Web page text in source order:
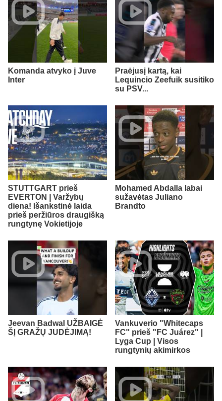
Komanda atvyko į Juve
Inter
Praėjusį kartą, kai
Lequincio Zeefuik susitiko
su PSV...
STUTTGART prieš
EVERTON | Varžybų
diena! Išankstinė laida
prieš peržiūros draugišką
rungtynę Vokietijoje
Mohamed Abdalla labai
sužavėtas Juliano
Brandto
Jeevan Badwal UŽBAIGĖ
ŠĮ GRAŽŲ JUDĖJIMĄ!
Vankuverio "Whitecaps
FC" prieš "FC Juárez" |
Lyga Cup | Visos
rungtynių akimirkos